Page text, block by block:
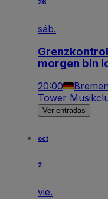
26
sáb.
morgen bin
20:00
Tower
Ver entradas
oct
2
vie.